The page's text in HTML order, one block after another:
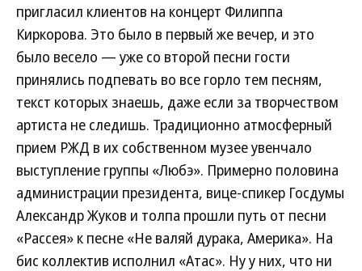
пригласил клиентов на концерт Филиппа
Киркорова. Это было в первый же вечер, и это
было весело — уже со второй песни гости
принялись подпевать во все горло тем песням,
текст которых знаешь, даже если за творчеством
артиста не следишь. Традиционно атмосферный
прием РЖД в их собственном музее увенчало
выступление группы «Любэ». Примерно половина
администрации президента, вице-спикер Госдумы
Александр Жуков и толпа прошли путь от песни
«Рассея» к песне «Не валяй дурака, Америка». На
бис коллектив исполнил «Атас». Ну у них, что ни